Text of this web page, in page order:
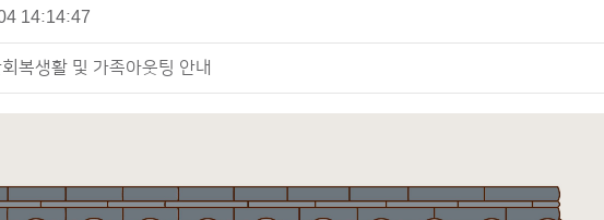
14:14:47
복생활 및 가족아웃팅 안내